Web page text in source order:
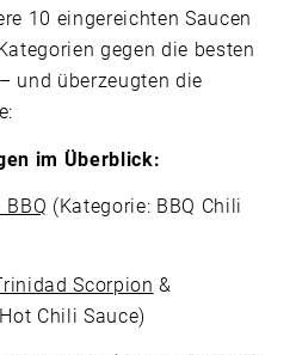
10 eingereichten Saucen
gegen die besten
und überzeugten die
im Überblick:
BBQ (Kategorie: BBQ Chili
Scorpion &
Chili Sauce)